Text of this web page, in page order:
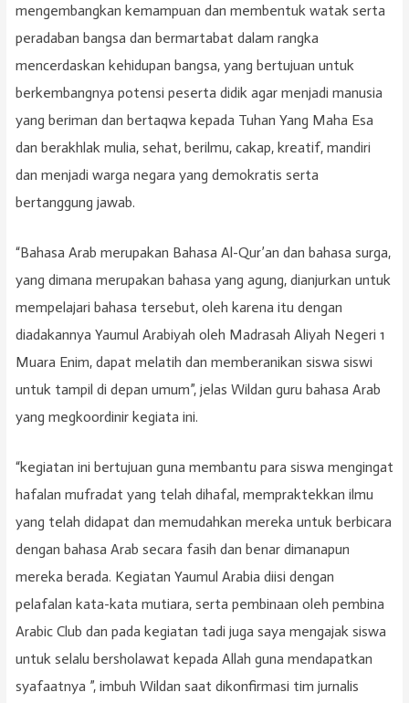
mengembangkan kemampuan dan membentuk watak serta
peradaban bangsa dan bermartabat dalam rangka
mencerdaskan kehidupan bangsa, yang bertujuan untuk
berkembangnya potensi peserta didik agar menjadi manusia
yang beriman dan bertaqwa kepada Tuhan Yang Maha Esa
dan berakhlak mulia, sehat, berilmu, cakap, kreatif, mandiri
dan menjadi warga negara yang demokratis serta
bertanggung jawab.
“Bahasa Arab merupakan Bahasa Al-Qur’an dan bahasa surga,
yang dimana merupakan bahasa yang agung, dianjurkan untuk
mempelajari bahasa tersebut, oleh karena itu dengan
diadakannya Yaumul Arabiyah oleh Madrasah Aliyah Negeri 1
Muara Enim, dapat melatih dan memberanikan siswa siswi
untuk tampil di depan umum”, jelas Wildan guru bahasa Arab
yang megkoordinir kegiata ini.
“kegiatan ini bertujuan guna membantu para siswa mengingat
hafalan mufradat yang telah dihafal, mempraktekkan ilmu
yang telah didapat dan memudahkan mereka untuk berbicara
dengan bahasa Arab secara fasih dan benar dimanapun
mereka berada. Kegiatan Yaumul Arabia diisi dengan
pelafalan kata-kata mutiara, serta pembinaan oleh pembina
Arabic Club dan pada kegiatan tadi juga saya mengajak siswa
untuk selalu bersholawat kepada Allah guna mendapatkan
syafaatnya ”, imbuh Wildan saat dikonfirmasi tim jurnalis